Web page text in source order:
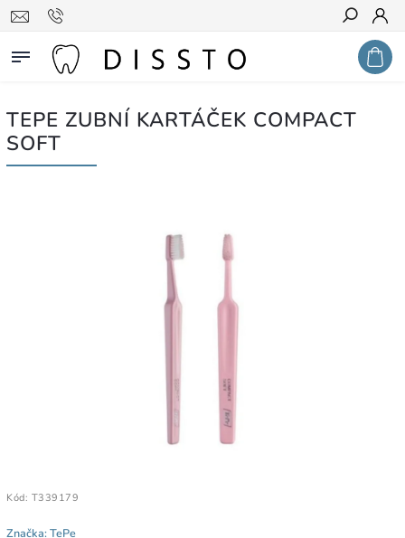
Hledat
TEPE ZUBNÍ KARTÁČEK COMPACT
SOFT
Kód: T339179
Značka:TePe